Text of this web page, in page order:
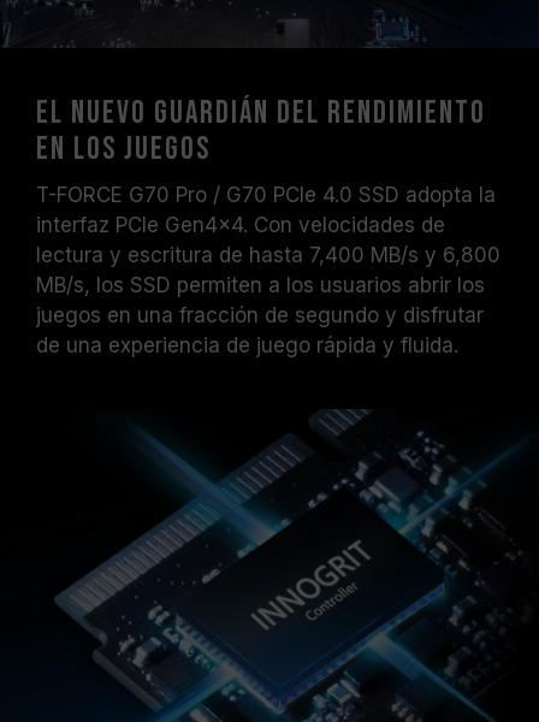
El nuevo guardián del rendimiento
en los juegos
T-FORCE G70 Pro / G70 PCIe 4.0 SSD adopta la
interfaz PCIe Gen4x4. Con velocidades de
lectura y escritura de hasta 7,400 MB/s y 6,800
MB/s, los SSD permiten a los usuarios abrir los
juegos en una fracción de segundo y disfrutar
de una experiencia de juego rápida y fluida.